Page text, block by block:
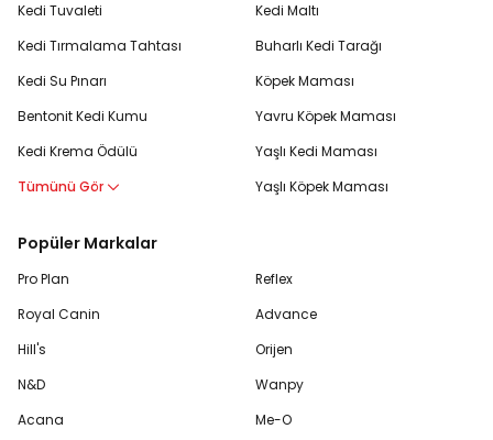
Kedi Tuvaleti
Kedi Tırmalama Tahtası
Kedi Su Pınarı
Bentonit Kedi Kumu
Kedi Krema Ödülü
Tümünü Gör
Kedi Maltı
Buharlı Kedi Tarağı
Köpek Maması
Yavru Köpek Maması
Yaşlı Kedi Maması
Yaşlı Köpek Maması
Popüler Markalar
Pro Plan
Royal Canin
Hill's
N&D
Acana
Reflex
Advance
Orijen
Wanpy
Me-O